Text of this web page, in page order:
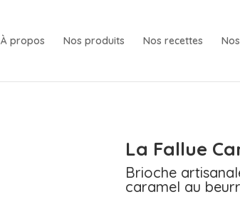
À propos Nos produits Nos recettes
La Fallue
Brioche
caramel au